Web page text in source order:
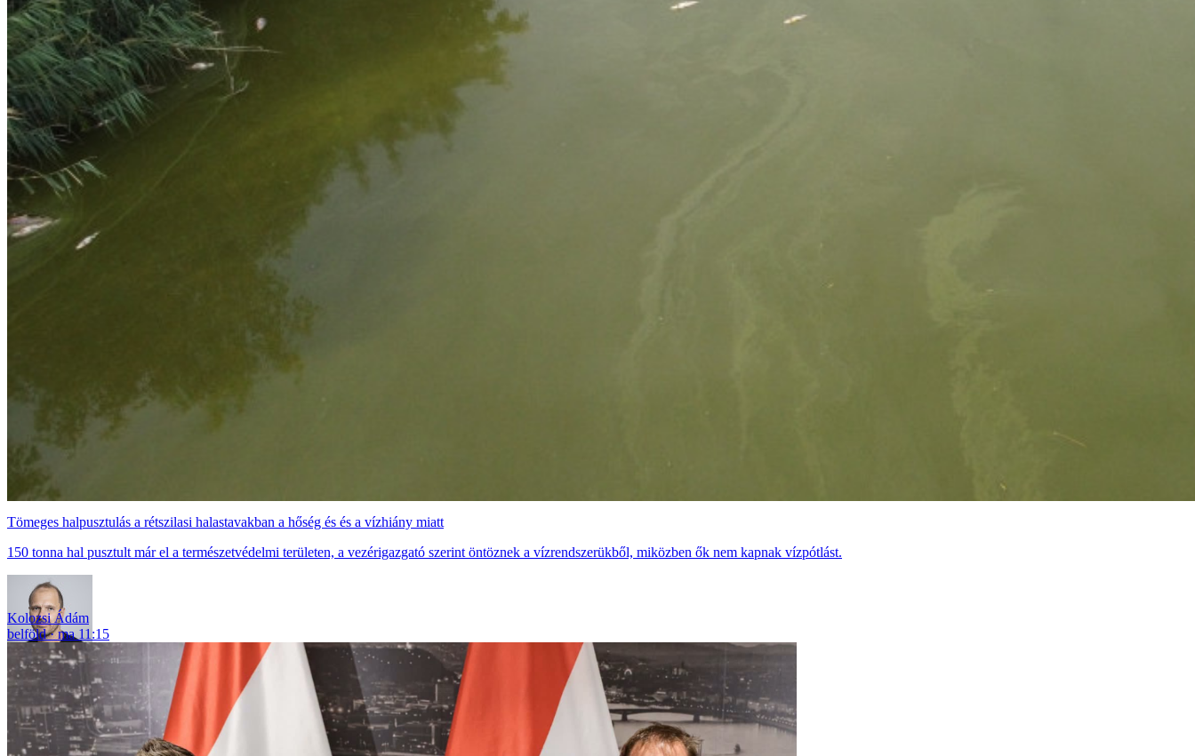
Tömeges halpusztulás a rétszilasi halastavakban a hőség és és a vízhiány miatt
150 tonna hal pusztult már el a természetvédelmi területen, a vezérigazgató szerint öntöznek a vízrendszerükből, miközben ők nem kapnak vízpótlást.
Kolozsi Ádám
belföld
ma 11:15